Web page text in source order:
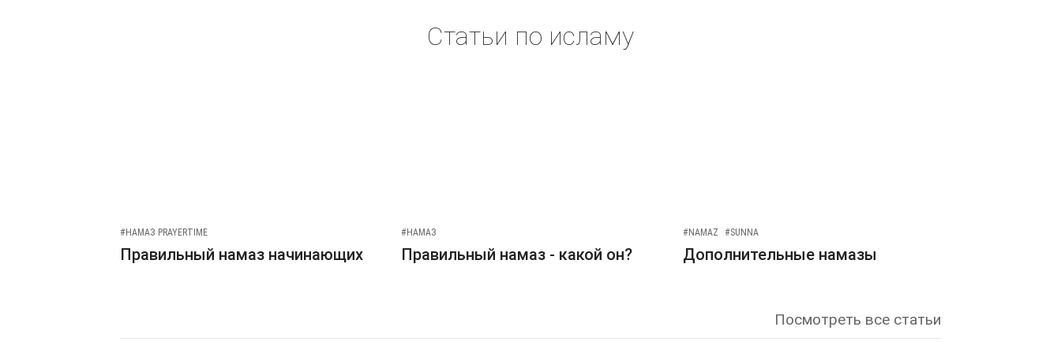
Статьи по исламу
#НАМАЗ PRAYERTIME
Правильный намаз начинающих
#НАМАЗ
Правильный намаз - какой он?
#NAMAZ #SUNNA
Дополнительные намазы
Посмотреть все статьи